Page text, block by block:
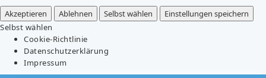
Akzeptieren
Ablehnen Selbst wählen
Einstellungen speichern
Selbst wählen
Cookie-Richtlinie
Datenschutzerklärung
Impressum